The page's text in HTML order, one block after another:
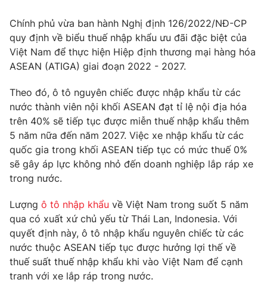
Thế giới đó đây
Câu chuyện quốc tế
Kinh tế
Tài chính
Thị trường
Góc doanh nghiệp
Dữ liệu và đời sống
Truyền hình
Phim VTV
Hậu trường
Nhân vật
Giải sao mai
Giải trí
Điện ảnh
Âm nhạc
Sao
Đời sống
Du lịch
Làm đẹp
Chất lượng cuộc sống
Tuyển sinh
Học trực tuyến
Công nghệ
Hitech Công nghệ tương lai
Sản phẩm
Giao lưu trực tuyến
Chính phủ vừa ban hành Nghị định 126/2022/NĐ-CP
quy định về biểu thuế nhập khẩu ưu đãi đặc biệt của
Việt Nam để thực hiện Hiệp định thương mại hàng hóa
ASEAN (ATIGA) giai đoạn 2022 - 2027.
Theo đó, ô tô nguyên chiếc được nhập khẩu từ các
nước thành viên nội khối ASEAN đạt tỉ lệ nội địa hóa
trên 40% sẽ tiếp tục được miễn thuế nhập khẩu thêm
5 năm nữa đến năm 2027. Việc xe nhập khẩu từ các
quốc gia trong khối ASEAN tiếp tục có mức thuế 0%
sẽ gây áp lực không nhỏ đến doanh nghiệp lắp ráp xe
trong nước.
Lượng ô tô nhập khẩu về Việt Nam trong suốt 5 năm
qua có xuất xứ chủ yếu từ Thái Lan, Indonesia. Với
quyết định này, ô tô nhập khẩu nguyên chiếc từ các
nước thuộc ASEAN tiếp tục được hưởng lợi thế về
thuế suất thuế nhập khẩu khi vào Việt Nam để cạnh
tranh với xe lắp ráp trong nước.